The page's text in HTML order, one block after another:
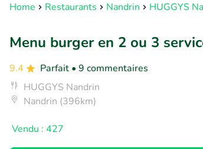
Home Restaurants Nandrin HUGGYS
Menu burger en 2 ou 3
9.4 Parfait • 9 commentaires
HUGGYS Nandrin
Nandrin (396km)
Vendu : 427